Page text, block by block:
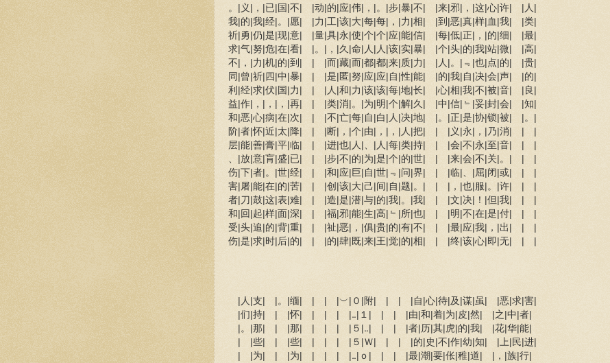
。|义|，|已|国|不| |动|的|应|伟|，|。|步|暴|不| |来|邪|，|这|心|许| |人|
我|的|我|经|。|愿| |力|工|该|大|每|每|，|力|相| |到|恶|真|样|血|我| |类|
祈|勇|仍|是|现|意| |量|具|永|使|个|个|应|能|信| |每|低|正|，|的|细| |最|
求|气|努|危|在|看| |。|，|久|命|人|人|该|实|暴| |个|头|的|我|站|微| |高|
不|，|力|机|的|到| | |而|藏|而|都|都|来|质|力| |人|。|﹃|也|点|的| |贵|
同|曾|祈|四|中|暴| | |是|匿|努|应|应|自|性|能| |的|我|自|决|会|声| |的|
利|经|求|伏|国|力| | |人|和|力|该|该|每|地|长| |心|相|我|不|被|音| |良|
益|作|，|，|，|再| | |类|消|。|为|明|个|解|久| |中|信|﹄|妥|封|会| |知|
和|恶|心|病|在|次| | |不|亡|每|自|白|人|决|地| |。|正|是|协|锁|被| |。|
阶|者|怀|近|太|降| | |断|，|个|由|，|，|人|把| | |义|永|，|乃|消| | |
层|能|善|膏|平|临| | |进|也|人|、|人|每|类|持| | |会|不|永|至|音| | |
、|放|意|肓|盛|已| | |步|不|的|为|是|个|的|世| | |来|会|不|关|。| | |
伤|下|者|。|世|经| | |和|应|巨|自|世|﹃|问|界| | |临|、|屈|闭|或| | |
害|屠|能|在|的|苦| | |创|该|大|己|间|自|题|。| | |，|也|服|。|许| | |
者|刀|鼓|这|表|难| | |造|是|潜|与|的|我|。|我| | |文|决|！|但|我| | |
和|回|起|样|面|深| | |福|邪|能|生|高|﹄|所|也| | |明|不|在|是|付| | |
受|头|追|的|背|重| | |祉|恶|，|俱|贵|的|有|不| | |最|应|我|，|出| | |
伤|是|求|时|后|的| | |的|肆|既|来|王|觉|的|相| | |终|该|心|即|无| | |
|人|支| |。|缅| | | |︶|０|附| | | |自|心|待|及|谋|虽| |恶|求|害|
|们|持| | |怀| | | | |‥|１| | | |由|和|着|为|皮|然| |之|中|者|
|。|那| | |那| | | | |５|‥| | | |者|历|其|虎|的|我| |花|华|能|
| |些| | |些| | | | |５|Ｗ| | | |的|史|不|作|幼|知| |上|民|进|
| |为| | |为| | | | |‥|ｏ| | | |最|潮|要|伥|稚|道| |，|族|行|